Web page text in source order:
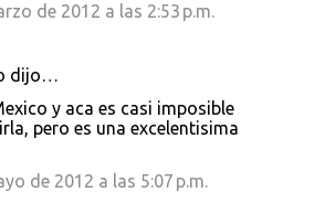
de 2012 a las 2:53 p.m.
dijo…
y aca es casi imposible
pero es una excelentisima
de 2012 a las 5:07 p.m.